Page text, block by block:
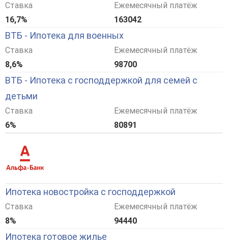
Ставка
16,7%
Ежемесячный платёж
163042
ВТБ - Ипотека для военных
Ставка
8,6%
Ежемесячный платёж
98700
ВТБ - Ипотека с господдержкой для семей с
детьми
Ставка
6%
Ежемесячный платёж
80891
Ипотека новостройка с господдержкой
Ставка
8%
Ежемесячный платёж
94440
Ипотека готовое жилье